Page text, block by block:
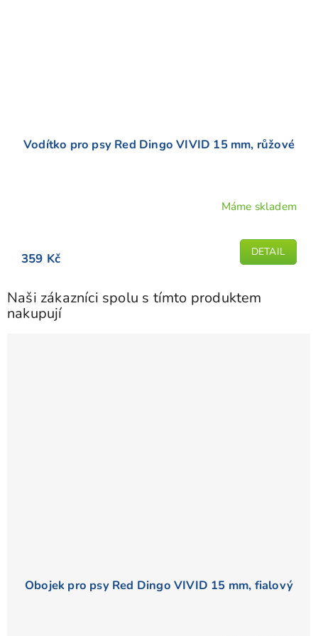
Vodítko pro psy Red Dingo VIVID 15 mm, růžové
je
5
hvězdiček.
Máme skladem
359 Kč DETAIL
Naši zákazníci spolu s tímto produktem
nakupují
Obojek pro psy Red Dingo VIVID 15 mm, fialový